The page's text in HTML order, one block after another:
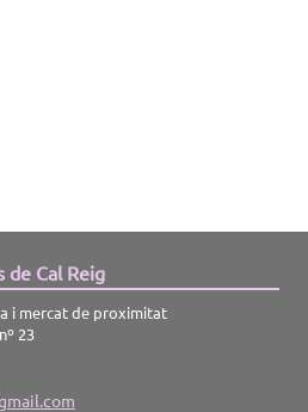
de Cal Reig
i mercat de proximitat
23